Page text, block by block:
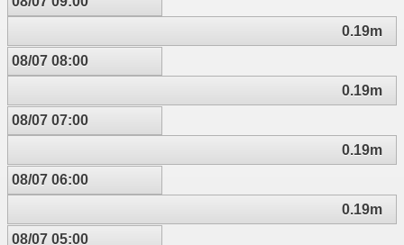
0.19m
08/07 08:00
0.19m
08/07 07:00
0.19m
08/07 06:00
0.19m
08/07 05:00